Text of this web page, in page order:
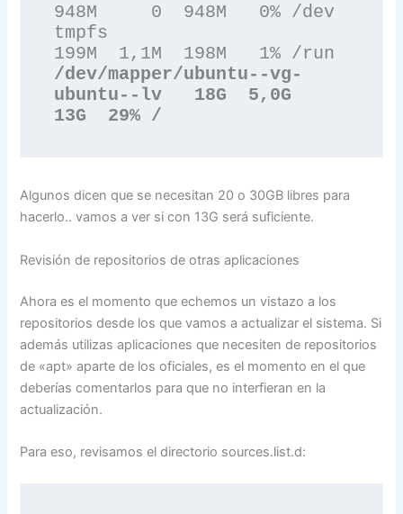
948M     0  948M   0% /dev
tmpfs
/dev/mapper/ubuntu--vg-
ubuntu--lv   18G  5,0G
13G  29% /
Algunos dicen que se necesitan 20 o 30GB libres para
hacerlo.. vamos a ver si con 13G será suficiente.
Revisión de repositorios de otras aplicaciones
Ahora es el momento que echemos un vistazo a los
repositorios desde los que vamos a actualizar el sistema. Si
además utilizas aplicaciones que necesiten de repositorios
de «apt» aparte de los oficiales, es el momento en el que
deberías comentarlos para que no interfieran en la
actualización.
Para eso, revisamos el directorio sources.list.d: